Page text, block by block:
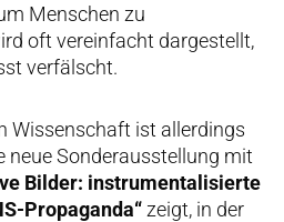
Menschen zu
oft vereinfacht dargestellt,
verfälscht.
Wissenschaft ist allerdings
neue Sonderausstellung mit
Bilder: instrumentalisierte
Propaganda“ zeigt, in der